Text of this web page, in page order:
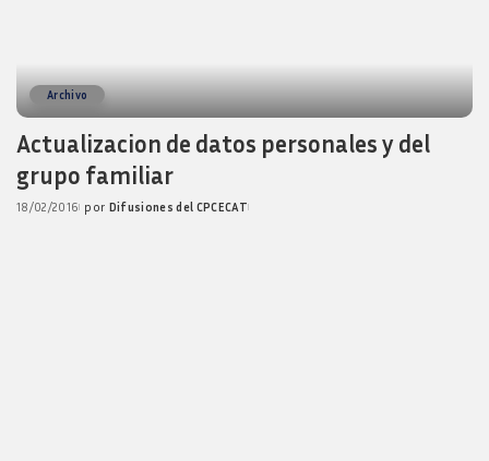
Archivo
Actualizacion de datos personales y del
grupo familiar
18/02/2016
Posted
por Difusiones del CPCECAT